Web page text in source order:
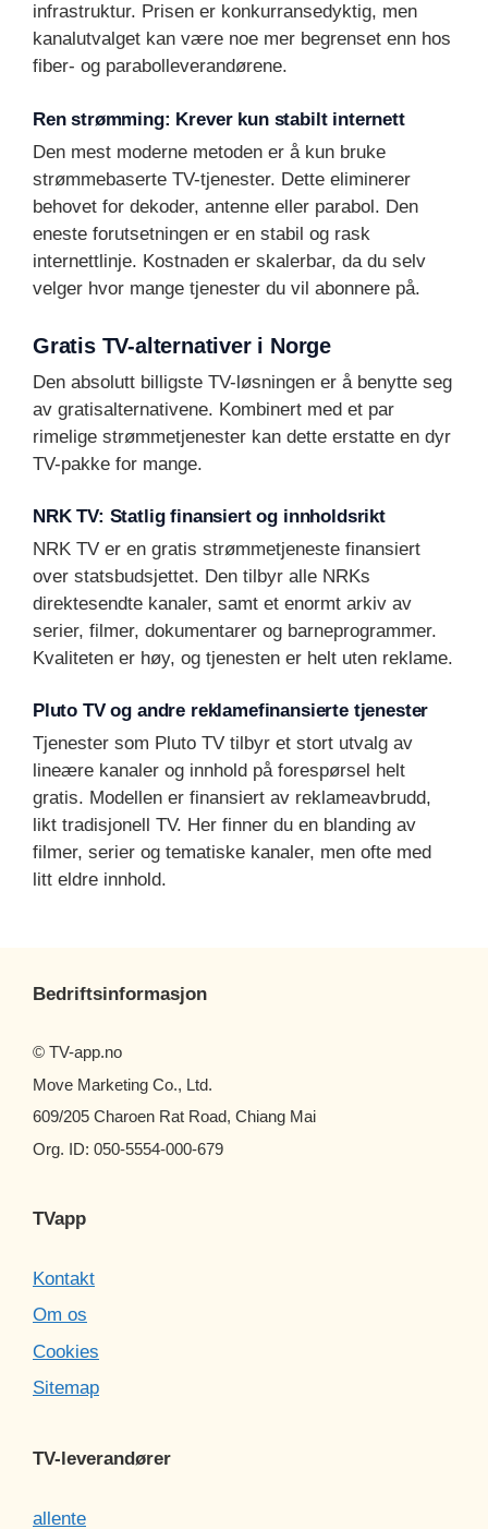
infrastruktur. Prisen er konkurransedyktig, men
kanalutvalget kan være noe mer begrenset enn hos
fiber- og parabolleverandørene.
Ren strømming: Krever kun stabilt internett
Den mest moderne metoden er å kun bruke
strømmebaserte TV-tjenester. Dette eliminerer
behovet for dekoder, antenne eller parabol. Den
eneste forutsetningen er en stabil og rask
internettlinje. Kostnaden er skalerbar, da du selv
velger hvor mange tjenester du vil abonnere på.
Gratis TV-alternativer i Norge
Den absolutt billigste TV-løsningen er å benytte seg
av gratisalternativene. Kombinert med et par
rimelige strømmetjenester kan dette erstatte en dyr
TV-pakke for mange.
NRK TV: Statlig finansiert og innholdsrikt
NRK TV er en gratis strømmetjeneste finansiert
over statsbudsjettet. Den tilbyr alle NRKs
direktesendte kanaler, samt et enormt arkiv av
serier, filmer, dokumentarer og barneprogrammer.
Kvaliteten er høy, og tjenesten er helt uten reklame.
Pluto TV og andre reklamefinansierte tjenester
Tjenester som Pluto TV tilbyr et stort utvalg av
lineære kanaler og innhold på forespørsel helt
gratis. Modellen er finansiert av reklameavbrudd,
likt tradisjonell TV. Her finner du en blanding av
filmer, serier og tematiske kanaler, men ofte med
litt eldre innhold.
Bedriftsinformasjon
© TV-app.no
Move Marketing Co., Ltd.
609/205 Charoen Rat Road, Chiang Mai
Org. ID: 050-5554-000-679
TVapp
Kontakt
Om os
Cookies
Sitemap
TV-leverandører
allente